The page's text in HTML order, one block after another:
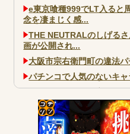
e東京喰種999でLT入ると
念を凄まじく感...
THE NEUTRALのしげる
画が公開され...
大阪市宗右衛門町の違法
パチンコで人気のないキ
ワイ、パチンコ屋店員の
「今までありがとう」と...
無職のパチンコカス(22)
ヤバいか教えて？...
コテ